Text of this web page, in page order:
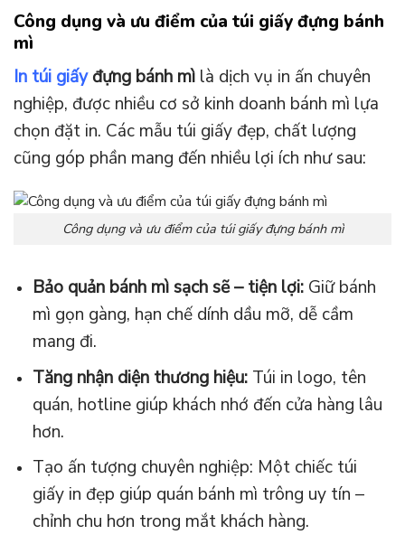
Công dụng và ưu điểm của túi giấy đựng bánh
mì
In túi giấyđựng bánh mì là dịch vụ in ấn chuyên
nghiệp, được nhiều cơ sở kinh doanh bánh mì lựa
chọn đặt in. Các mẫu túi giấy đẹp, chất lượng
cũng góp phần mang đến nhiều lợi ích như sau:
Công dụng và ưu điểm của túi giấy đựng bánh mì
Bảo quản bánh mì sạch sẽ – tiện lợi:Giữ bánh
mì gọn gàng, hạn chế dính dầu mỡ, dễ cầm
mang đi.
Tăng nhận diện thương hiệu:Túi in logo, tên
quán, hotline giúp khách nhớ đến cửa hàng lâu
hơn.
Tạo ấn tượng chuyên nghiệp: Một chiếc túi
giấy in đẹp giúp quán bánh mì trông uy tín –
chỉnh chu hơn trong mắt khách hàng.